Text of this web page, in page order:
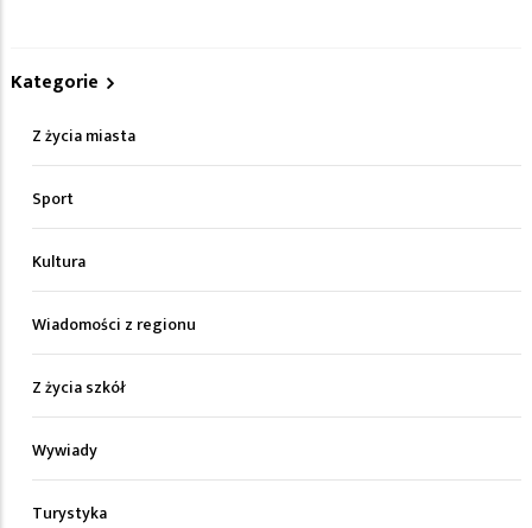
Kategorie
Z życia miasta
Sport
Kultura
Wiadomości z regionu
Z życia szkół
Wywiady
Turystyka